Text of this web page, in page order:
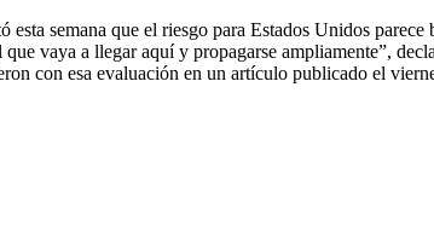
esta semana que el riesgo para Estados Unidos parece
que vaya a llegar aquí y propagarse ampliamente”,
con esa evaluación en un artículo publicado el